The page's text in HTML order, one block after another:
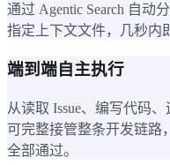
通过 Agentic Search 自动
指定上下文文件，几秒内
端到端自主执行
从读取 Issue、编写代码
可完整接管整条开发链路
全部通过。